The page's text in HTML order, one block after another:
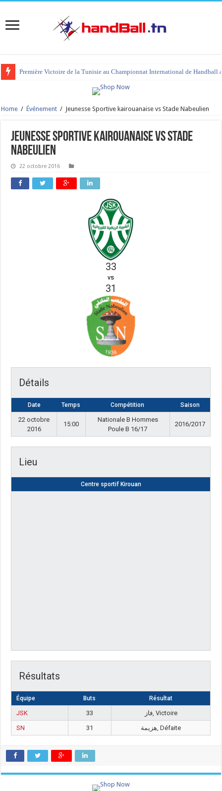
Première Victoire de la Tunisie au Championnat International de Handball
Home / Événement / Jeunesse Sportive kairouanaise vs Stade Nabeulien
Jeunesse Sportive kairouanaise vs Stade
Nabeulien
22 octobre 2016
33
vs
31
Détails
Date Temps Compétition Saison
22 octobre
2016
15:00
Nationale B Hommes
Poule B 16/17
2016/2017
Lieu
Centre sportif Kirouan
Résultats
Équipe Buts Résultat
JSK 33
فاز, Victoire
SN
31 هزيمة, Défaite